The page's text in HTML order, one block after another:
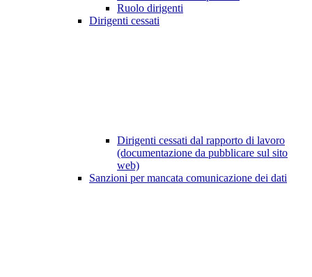
Ruolo dirigenti
Dirigenti cessati
Dirigenti cessati dal rapporto di lavoro
(documentazione da pubblicare sul sito
web)
Sanzioni per mancata comunicazione dei dati